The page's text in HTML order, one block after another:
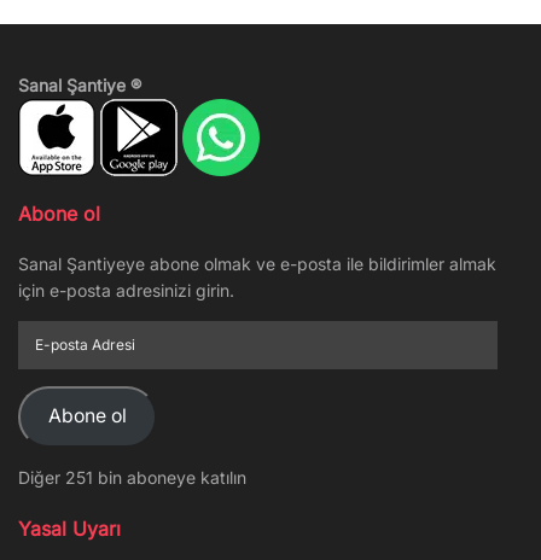
Sanal Şantiye ®
Abone ol
Sanal Şantiyeye abone olmak ve e-posta ile bildirimler almak
için e-posta adresinizi girin.
posta
Adresi
Abone ol
Diğer 251 bin aboneye katılın
Yasal Uyarı